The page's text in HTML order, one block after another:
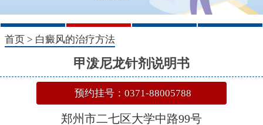
1 2 3 4
首页 > 白癜风的治疗方法
甲泼尼龙针剂说明书
预约挂号：0371-88005788
郑州市二七区大学中路99号